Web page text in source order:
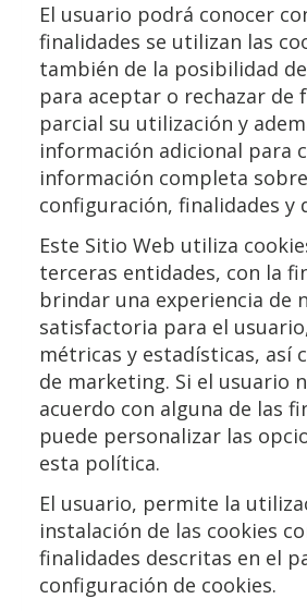
El usuario podrá conocer
finalidades se utilizan las
también de la posibilidad
para aceptar o rechazar de
parcial su utilización y
información adicional para
información completa
configuración, finalidades y
Este Sitio Web utiliza
terceras entidades, con la
brindar una experiencia de
satisfactoria para el
métricas y estadísticas, así
de marketing. Si el usuario
acuerdo con alguna de las
puede personalizar las
esta política.
El usuario, permite la
instalación de las cookies
finalidades descritas en el
configuración de cookies.